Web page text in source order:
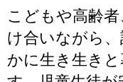
こどもや高齢
け合いながら
かに生き生き